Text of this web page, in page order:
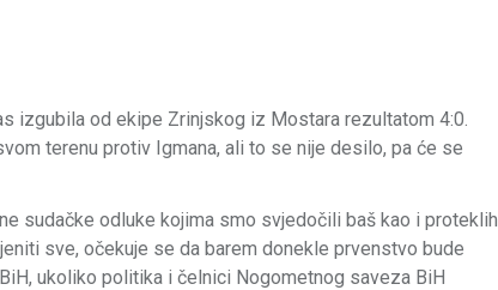
izgubila od ekipe Zrinjskog iz Mostara rezultatom 4:0.
terenu protiv Igmana, ali to se nije desilo, pa će se
sudačke odluke kojima smo svjedočili baš kao i proteklih
sve, očekuje se da barem donekle prvenstvo bude
ukoliko politika i čelnici Nogometnog saveza BiH